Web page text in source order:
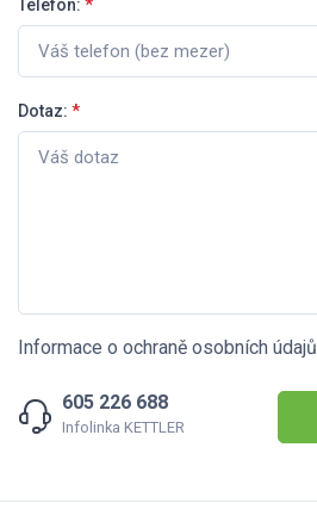
Telefon: *
Dotaz: *
Informace o ochraně osobních údajů
605 226 688
Infolinka KETTLER